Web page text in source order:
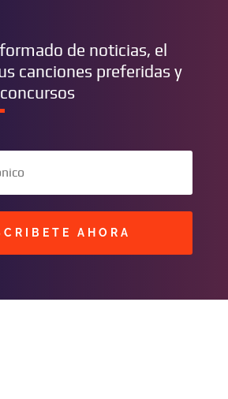
de noticias, el
canciones preferidas y
AHORA